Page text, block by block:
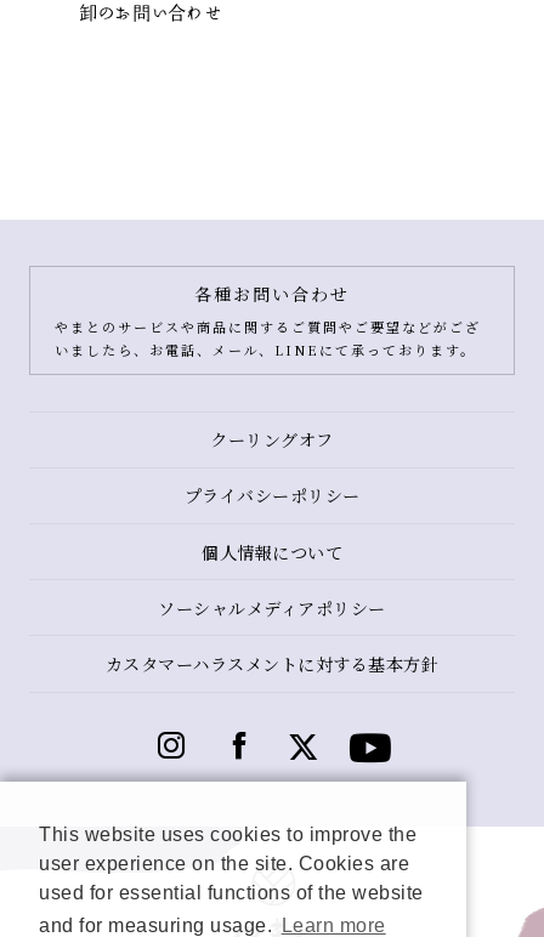
卸のお問い合わせ
各種お問い合わせ
やまとのサービスや商品に関するご質問やご要望などがござ
いましたら、お電話、メール、LINEにて承っております。
クーリングオフ
プライバシーポリシー
個人情報について
ソーシャルメディアポリシー
カスタマーハラスメントに対する基本方針
This website uses cookies to improve the
user experience on the site. Cookies are
used for essential functions of the website
and for measuring usage.
Learn more